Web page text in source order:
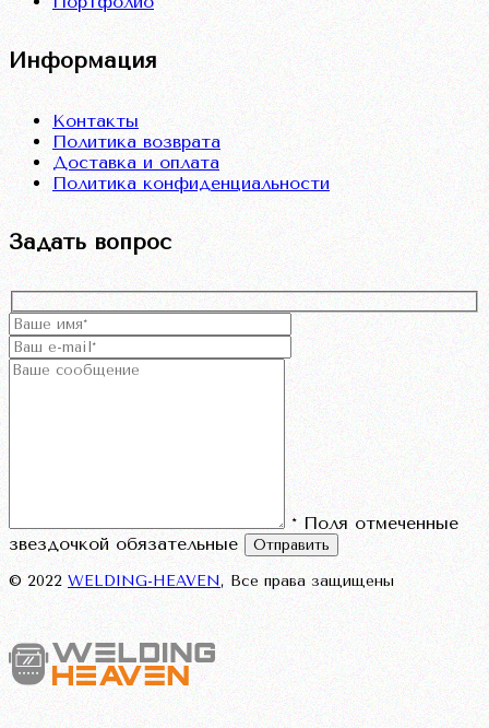
Информация
Контакты
Политика возврата
Доставка и оплата
Политика конфиденциальности
Задать вопрос
* Поля отмеченные
звездочкой обязательные
Отправить
© 2022 WELDING-HEAVEN, Все права защищены